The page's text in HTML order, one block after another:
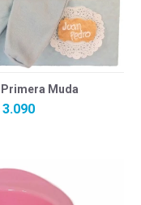
Muda
3.090